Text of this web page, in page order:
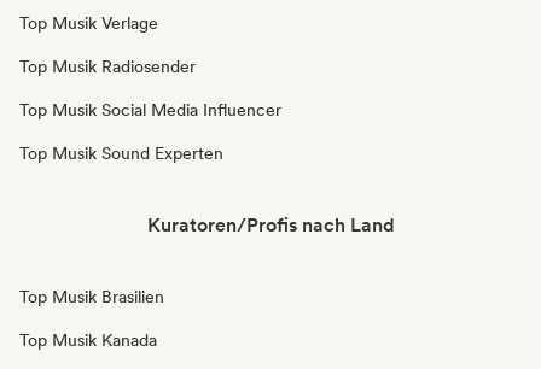
Top Musik Verlage
Top Musik Radiosender
Top Musik Social Media Influencer
Top Musik Sound Experten
Kuratoren/Profis nach Land
Top Musik Brasilien
Top Musik Kanada